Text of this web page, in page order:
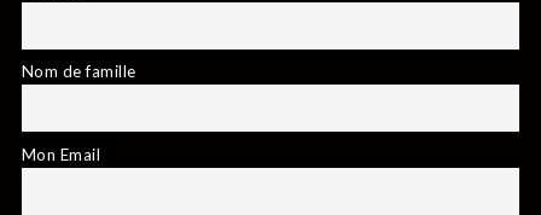
Nom de famille
Mon Email